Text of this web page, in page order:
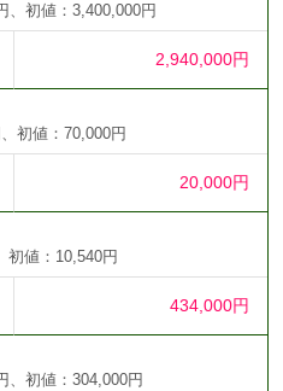
、初値：3,400,000円
2,940,000円
初値：70,000円
20,000円
初値：10,540円
434,000円
、初値：304,000円